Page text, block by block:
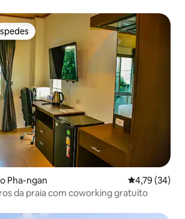
Pha-ngan 4,79 de uma
4,79 (34)
da praia com coworking gratuito